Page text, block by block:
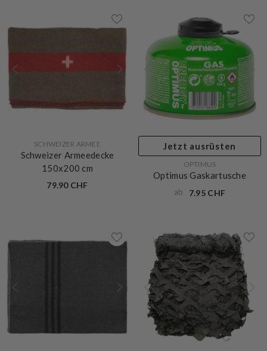
VERKÄUFERIN:SCHWEIZER ARMEE
Schweizer Armeedecke
150x200 cm
79.90 CHF
Jetzt ausrüsten
VERKÄUFERIN:OPTIMUS
Optimus Gaskartusche
ab 7.95 CHF